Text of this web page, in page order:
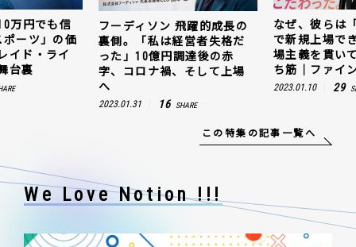
万円でも信
ーツ」の価
イド・ライ
台裏
フーディソン 飛躍的成長の
裏側。「私は経営者失格だ
った」10億円調達後の赤
字、コロナ禍、そして上場
へ
2023.01.31 16 SHARE
なぜ、彼らは
で新規上場で
場主義を貫い
ち筋｜ファイ
2023.01.10 29
この特集の記事一覧へ
We Love Notion !!!